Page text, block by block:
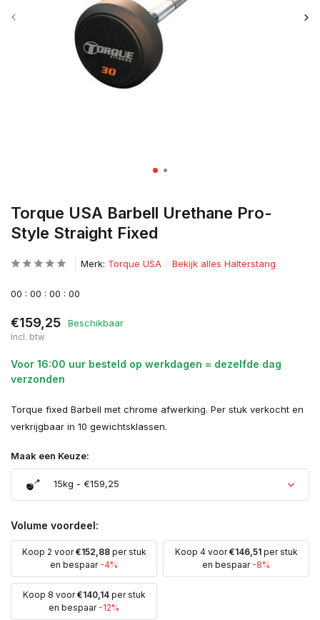
Torque USA Barbell Urethane Pro-
Style Straight Fixed
Merk: Torque USA Bekijk alles Halterstang
00 : 00 : 00 : 00
€159,25 Beschikbaar
Incl. btw
Voor 16:00 uur besteld op werkdagen = dezelfde dag
verzonden
Torque fixed Barbell met chrome afwerking. Per stuk verkocht en
verkrijgbaar in 10 gewichtsklassen.
Maak een Keuze:
15kg - €159,25
Volume voordeel:
Koop 2 voor€152,88per stuk
en bespaar -4%
Koop 4 voor€146,51per stuk
en bespaar -8%
Koop 8 voor€140,14per stuk
en bespaar -12%